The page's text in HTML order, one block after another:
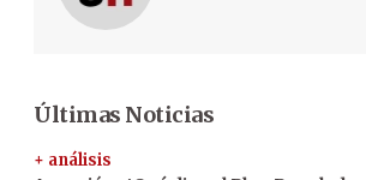
Últimas Noticias
+ análisis